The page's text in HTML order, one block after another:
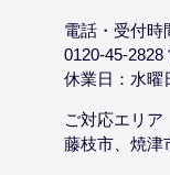
電話・受付時
0120-45-2828
休業日：水曜
ご対応エリア
藤枝市、焼津